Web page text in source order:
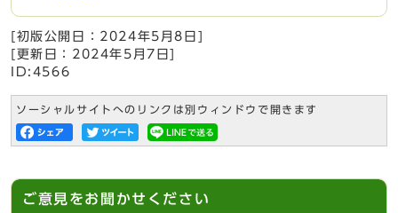
[初版公開日： 2024年5月8日
[更新日： 2024年5月7日
ID:4566
ソーシャルサイトへのリンクは別ウィンドウで開きます
ご意見をお聞かせください